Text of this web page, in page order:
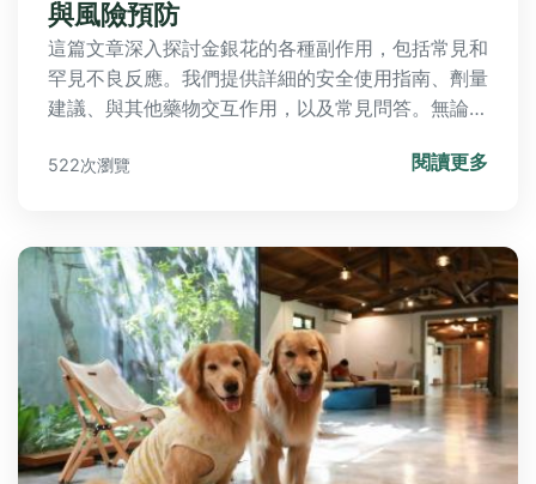
與風險預防
這篇文章深入探討金銀花的各種副作用，包括常見和
罕見不良反應。我們提供詳細的安全使用指南、劑量
建議、與其他藥物交互作用，以及常見問答。無論您
避免風險。金銀花副作用是許多用戶關心的話題，本
522次瀏覽 閱讀更多